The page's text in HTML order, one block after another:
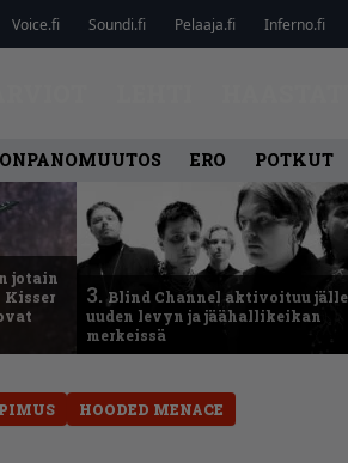
Voice.fi Soundi.fi Pelaaja.fi Inferno.fi
ERO POTKUT
jotain
Kisser
3.Blind Channel aktivoituu
uuden levyn ja jäähallikeikan
merkeissä
HOODED MENACE